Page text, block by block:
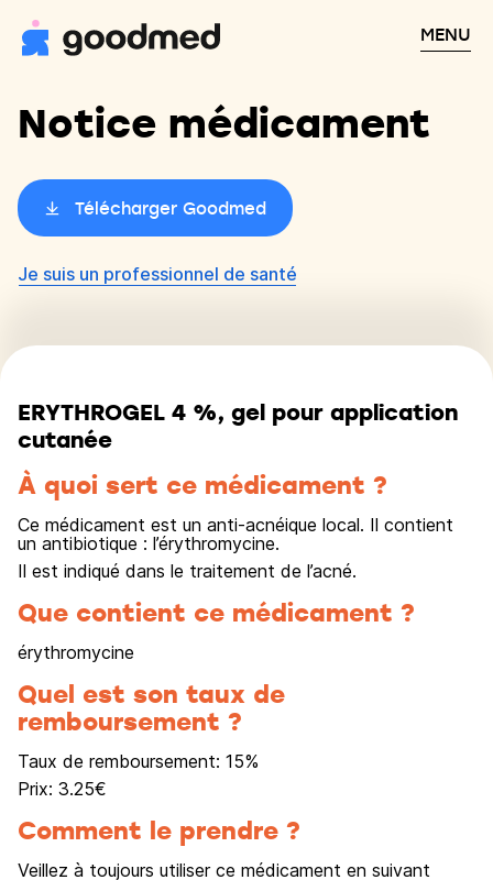
MENU
Notice médicament
Télécharger Goodmed
Je suis un professionnel de santé
ERYTHROGEL 4 %, gel pour application
cutanée
À quoi sert ce médicament ?
Ce médicament est un anti-acnéique local. Il contient
un antibiotique : l’érythromycine.
Il est indiqué dans le traitement de l’acné.
Que contient ce médicament ?
érythromycine
Quel est son taux de
remboursement ?
Taux de remboursement: 15%
Prix: 3.25€
Comment le prendre ?
Veillez à toujours utiliser ce médicament en suivant